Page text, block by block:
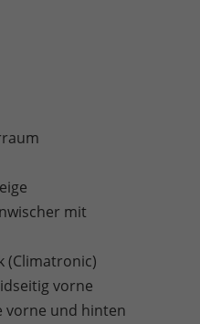
mit
(Climatronic)
vorne
vorne und hinten